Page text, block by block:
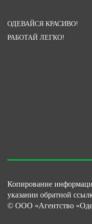
ОДЕВАЙСЯ КРАСИВО!
РАБОТАЙ ЛЕГКО!
Копирование
указании обратной
© ООО «Агентство